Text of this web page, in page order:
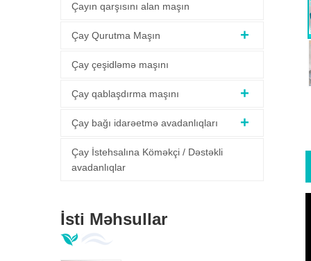
Çayın qarşısını alan maşın
Çay Qurutma Maşın
Çay çeşidləmə maşını
Çay qablaşdırma maşını
Çay bağı idarəetmə avadanlıqları
Çay İstehsalına Köməkçi / Dəstəkli
avadanlıqlar
İsti Məhsullar